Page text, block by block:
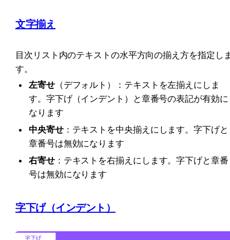
文字揃え
目次リスト内のテキストの水平方向の揃え方を指定し
す。
左寄せ（デフォルト）：テキストを左揃えにしま
す。字下げ（インデント）と章番号の表記が有効に
なります
中央寄せ：テキストを中央揃えにします。字下げと
章番号は無効になります
右寄せ：テキストを右揃えにします。字下げと章番
号は無効になります
字下げ（インデント）